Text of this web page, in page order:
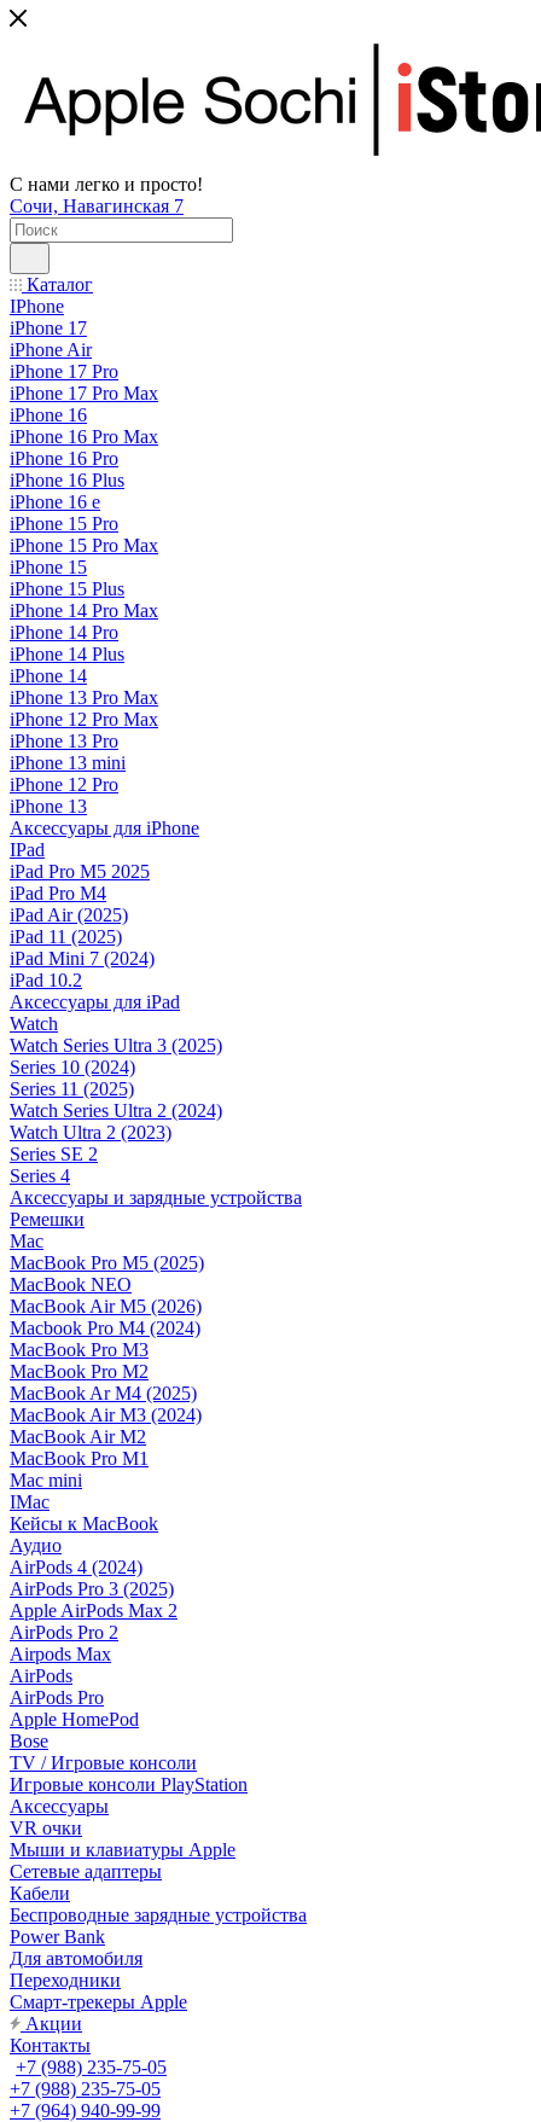
С нами легко и просто!
Сочи, Навагинская 7
Каталог
IPhone
iPhone 17
iPhone Air
iPhone 17 Pro
iPhone 17 Pro Max
iPhone 16
iPhone 16 Pro Max
iPhone 16 Pro
iPhone 16 Plus
iPhone 16 e
iPhone 15 Pro
iPhone 15 Pro Max
iPhone 15
iPhone 15 Plus
iPhone 14 Pro Max
iPhone 14 Pro
iPhone 14 Plus
iPhone 14
iPhone 13 Pro Max
iPhone 12 Pro Max
iPhone 13 Pro
iPhone 13 mini
iPhone 12 Pro
iPhone 13
Аксессуары для iPhone
IPad
iPad Pro M5 2025
iPad Pro M4
iPad Air (2025)
iPad 11 (2025)
iPad Mini 7 (2024)
iPad 10.2
Аксессуары для iPad
Watch
Watch Series Ultra 3 (2025)
Series 10 (2024)
Series 11 (2025)
Watch Series Ultra 2 (2024)
Watch Ultra 2 (2023)
Series SE 2
Series 4
Аксессуары и зарядные устройства
Ремешки
Mac
MacBook Pro M5 (2025)
MacBook NEO
MacBook Air M5 (2026)
Macbook Pro M4 (2024)
MacBook Pro M3
MacBook Pro M2
MacBook Ar M4 (2025)
MacBook Air M3 (2024)
MacBook Air M2
MacBook Pro M1
Mac mini
IMac
Кейсы к MacBook
Аудио
AirPods 4 (2024)
AirPods Pro 3 (2025)
Apple AirPods Max 2
AirPods Pro 2
Airpods Max
AirPods
AirPods Pro
Apple HomePod
Bose
TV / Игровые консоли
Игровые консоли PlayStation
Аксессуары
VR очки
Мыши и клавиатуры Apple
Сетевые адаптеры
Кабели
Беспроводные зарядные устройства
Power Bank
Для автомобиля
Переходники
Смарт-трекеры Apple
Акции
Контакты
+7 (988) 235-75-05
+7 (988) 235-75-05
+7 (964) 940-99-99